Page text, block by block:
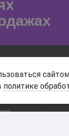
политике